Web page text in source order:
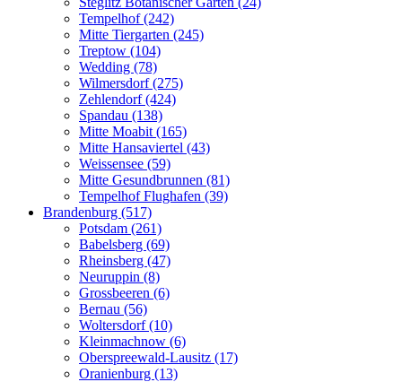
Tempelhof (242)
Mitte Tiergarten (245)
Treptow (104)
Wedding (78)
Wilmersdorf (275)
Zehlendorf (424)
Spandau (138)
Mitte Moabit (165)
Mitte Hansaviertel (43)
Weissensee (59)
Mitte Gesundbrunnen (81)
Tempelhof Flughafen (39)
Brandenburg (517)
Potsdam (261)
Babelsberg (69)
Rheinsberg (47)
Neuruppin (8)
Grossbeeren (6)
Bernau (56)
Woltersdorf (10)
Kleinmachnow (6)
Oberspreewald-Lausitz (17)
Oranienburg (13)